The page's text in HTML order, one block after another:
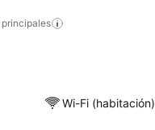
principales
Wi-Fi (habitación)